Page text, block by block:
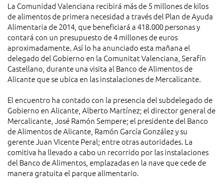
La Comunidad Valenciana recibirá más de 5 millones de kilos
de alimentos de primera necesidad a través del Plan de Ayuda
Alimentaria de 2014, que beneficiará a 418.000 personas y
contará con un presupuesto de 4 millones de euros
aproximadamente. Así lo ha anunciado esta mañana el
delegado del Gobierno en la Comunitat Valenciana, Serafín
Castellano, durante una visita al Banco de Alimentos de
Alicante que se ubica en las instalaciones de Mercalicante.
El encuentro ha contado con la presencia del subdelegado de
Gobierno en Alicante, Alberto Martínez; el director general de
Mercalicante, José Ramón Sempere; el presidente del Banco
de Alimentos de Alicante, Ramón García González y su
gerente Juan Vicente Peral; entre otras autoridades. La
comitiva ha llevado a cabo un recorrido por las instalaciones
del Banco de Alimentos, emplazadas en la nave que cede de
manera gratuita el parque alimentario.